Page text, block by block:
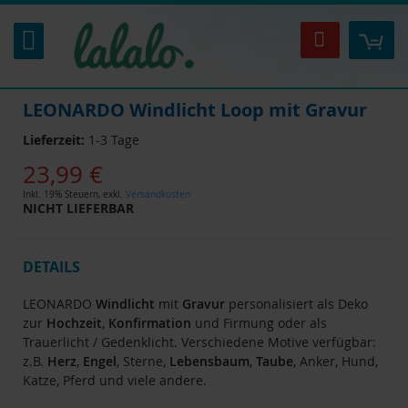
Inhalt
springen
Suche
LEONARDO Windlicht Loop mit Gravur
Lieferzeit: 1-3 Tage
23,99 €
Inkl. 19% Steuern, exkl. Versandkosten
NICHT LIEFERBAR
DETAILS
LEONARDO Windlicht mit Gravur personalisiert als Deko
zur Hochzeit, Konfirmation und Firmung oder als
Trauerlicht / Gedenklicht. Verschiedene Motive verfügbar:
z.B. Herz, Engel, Sterne, Lebensbaum, Taube, Anker, Hund,
Katze, Pferd und viele andere.